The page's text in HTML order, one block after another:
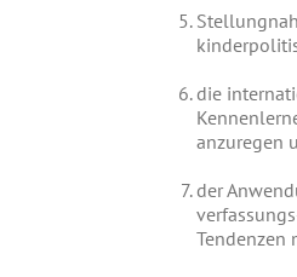
die
anzuregen
der
Tendenzen